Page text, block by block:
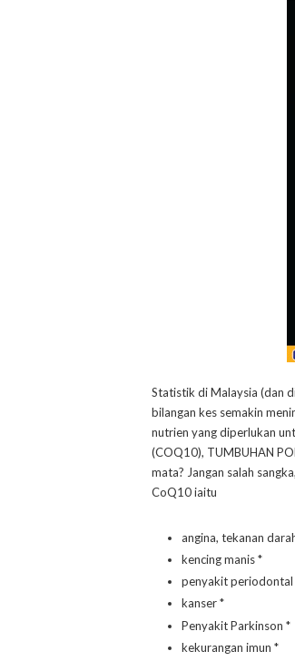
Statistik di Malaysia (dan
bilangan kes semakin
nutrien yang diperlukan
(COQ10), TUMBUHAN
mata? Jangan salah
CoQ10 iaitu
angina, tekanan
kencing manis *
penyakit periodontal
kanser *
Penyakit Parkinson *
kekurangan imun *